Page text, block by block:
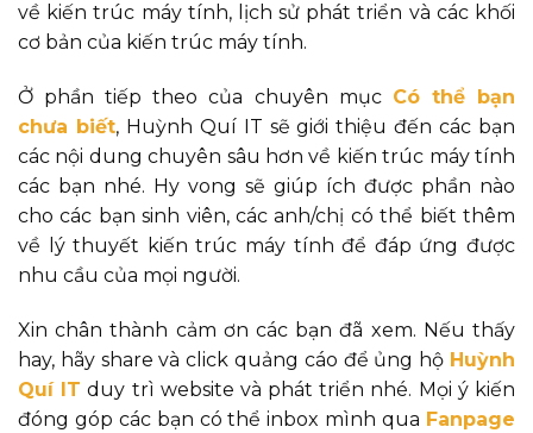
về kiến trúc máy tính, lịch sử phát triển và các khối
cơ bản của kiến trúc máy tính.
Ở phần tiếp theo của chuyên mục Có thể bạn
chưa biết, Huỳnh Quí IT sẽ giới thiệu đến các bạn
các nội dung chuyên sâu hơn về kiến trúc máy tính
các bạn nhé. Hy vong sẽ giúp ích được phần nào
cho các bạn sinh viên, các anh/chị có thể biết thêm
về lý thuyết kiến trúc máy tính để đáp ứng được
nhu cầu của mọi người.
Xin chân thành cảm ơn các bạn đã xem. Nếu thấy
hay, hãy share và click quảng cáo để ủng hộ Huỳnh
Quí IT duy trì website và phát triển nhé. Mọi ý kiến
đóng góp các bạn có thể inbox mình qua Fanpage